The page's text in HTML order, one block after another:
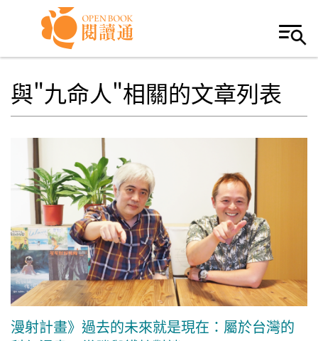
Skip to navigation
移至主內容
與"九命人"相關的文章列表
漫射計畫》過去的未來就是現在：屬於台灣的